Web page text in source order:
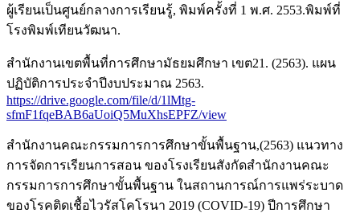
ผู้เรียนเป็นศูนย์กลางการเรียนรู้, พิมพ์ครั้งที่ 1 พ.ศ. 2553.พิมพ์ที่
โรงพิมพ์เทียนวัฒนา.
สำนักงานเขตพื้นที่การศึกษามัธยมศึกษา เขต21. (2563). แผน
ปฏิบัติการประจำปีงบประมาณ 2563.
https://drive.google.com/file/d/1lMtg-
sfmF1fqeBAB6aUoiQ5MuXhsEPFZ/view
สำนักงานคณะกรรมการการศึกษาขั้นพื้นฐาน,(2563) แนวทาง
การจัดการเรียนการสอน ของโรงเรียนสังกัดสำนักงานคณะ
กรรมการการศึกษาขั้นพื้นฐาน ในสถานการณ์การแพร่ระบาด
ของโรคติดเชื้อไวรัสโคโรนา 2019 (COVID-19) ปีการศึกษา